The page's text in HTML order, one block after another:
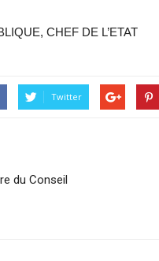
CHEF DE L’ETAT
Twitter
du Conseil